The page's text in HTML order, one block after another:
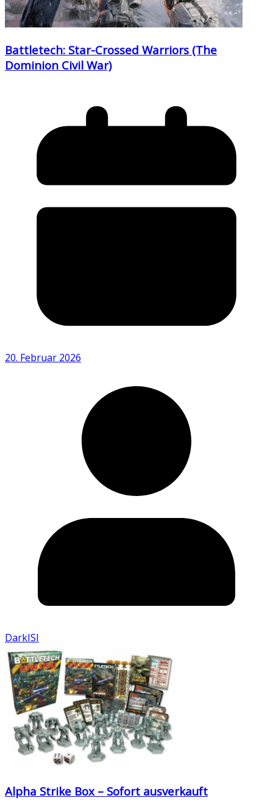
Battletech: Star-Crossed Warriors (The
Dominion Civil War)
20. Februar 2026
DarkISI
Alpha Strike Box – Sofort ausverkauft